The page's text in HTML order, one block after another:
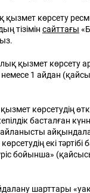
қызмет көрсету
тізімін сайттағы
қызмет көрсету
1 айдан
көрсетудің
басталған
екі тәртібі
бойынша»
шарттары